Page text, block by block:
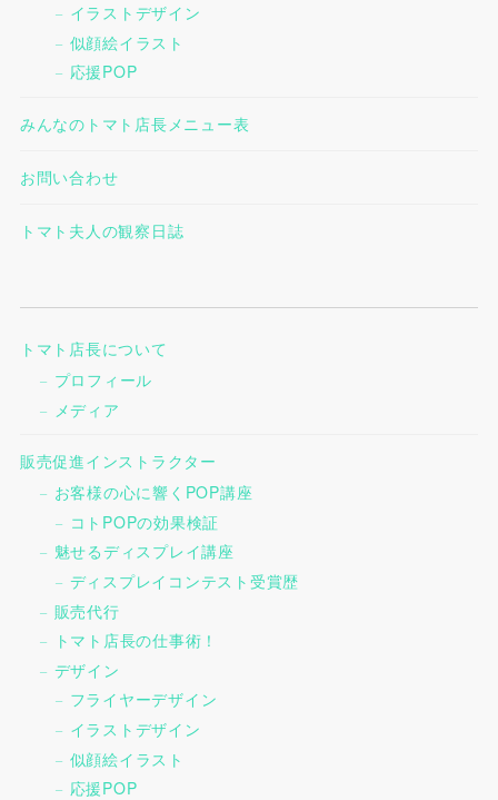
イラストデザイン
似顔絵イラスト
応援POP
みんなのトマト店長メニュー表
お問い合わせ
トマト夫人の観察日誌
トマト店長について
プロフィール
メディア
販売促進インストラクター
お客様の心に響くPOP講座
コトPOPの効果検証
魅せるディスプレイ講座
ディスプレイコンテスト受賞歴
販売代行
トマト店長の仕事術！
デザイン
フライヤーデザイン
イラストデザイン
似顔絵イラスト
応援POP